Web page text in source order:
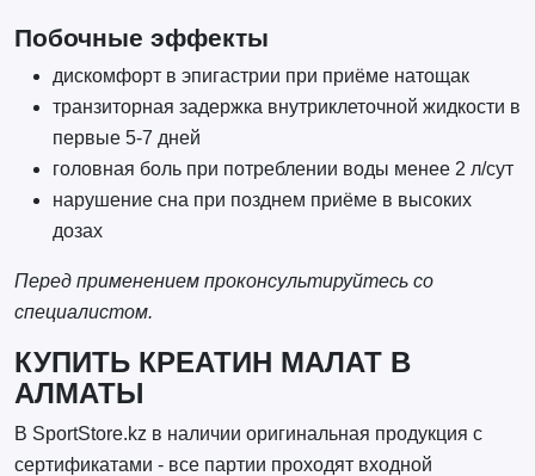
Побочные эффекты
дискомфорт в эпигастрии при приёме натощак
транзиторная задержка внутриклеточной жидкости в
первые 5-7 дней
головная боль при потреблении воды менее 2 л/сут
нарушение сна при позднем приёме в высоких
дозах
Перед применением проконсультируйтесь со
специалистом.
КУПИТЬ КРЕАТИН МАЛАТ В
АЛМАТЫ
В SportStore.kz в наличии оригинальная продукция с
сертификатами - все партии проходят входной